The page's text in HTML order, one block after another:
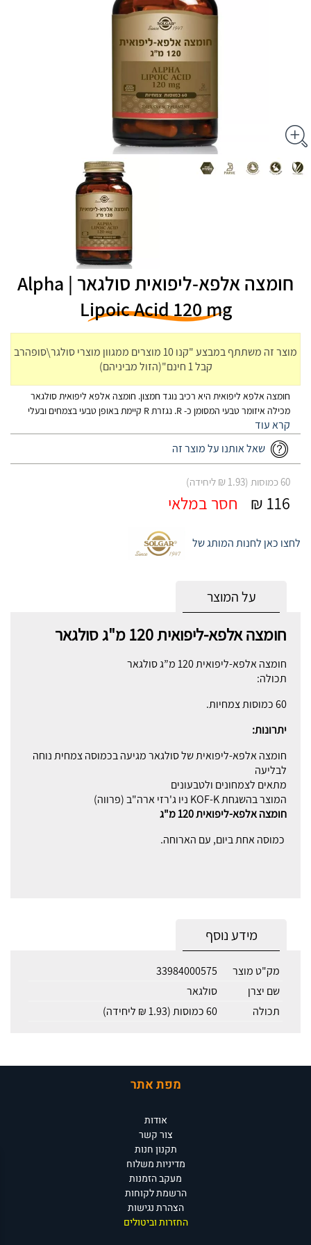
חומצה אלפא-ליפואית סולגאר | Alpha
Lipoic Acid 120 mg
מוצר זה משתתף במבצע "קנו 10 מוצרים ממגוון מוצרי סולגר\סופהרב
קבל 1 חינם"(הזול מביניהם)
חומצה אלפא ליפואית היא רכיב נוגד חמצון. חומצה אלפא ליפואית סולגאר
מכילה איזומר טבעי המסומן כ- R. נגזרת R קיימת באופן טבעי בצמחים ובעלי
חיים ומתפקדת כקו-פקטור של אנזימים במיטוכונדריה. זוהי גם הנגזרת
הפוטנטית, בעלת זמינות ביולוגית גבוהה יותר, נוגדת חמצון טובה יותר. חומצה
אלפא-ליפואית מבית סולגאר מיוצרת באיכות גבוהה ומגיעה בכמוסה צמחית
שאל אותנו על מוצר זה
60 כמוסות (1.93 ₪ ליחידה)
116 ₪ חסר במלאי
לחצו כאן לחנות המותג של
על המוצר
חומצה אלפא-ליפואית 120 מ"ג סולגאר
חומצה אלפא-ליפואית 120 מ”ג סולגאר
תכולה:
60 כמוסות צמחיות.
יתרונות:
חומצה אלפא-ליפואית של סולגאר מגיעה בכמוסה צמחית נוחה
לבליעה
מתאים לצמחונים ולטבעונים
המוצר בהשגחת KOF-K ניו ג'רזי ארה"ב (פרווה)
חומצה אלפא-ליפואית 120 מ"ג
כמוסה אחת ביום, עם הארוחה.
מידע נוסף
מק"ט מוצר
33984000575
שם יצרן
סולגאר
תכולה
60 כמוסות (1.93 ₪ ליחידה)
מפת אתר
אודות
צור קשר
תקנון חנות
מדיניות משלוח
מעקב הזמנות
הרשמת לקוחות
הצהרת נגישות
החזרות וביטולים